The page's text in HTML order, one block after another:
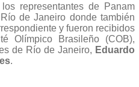
representantes de Panam
de Janeiro donde también
y fueron recibidos
Olímpico Brasileño (COB),
de Río de Janeiro, Eduardo
.